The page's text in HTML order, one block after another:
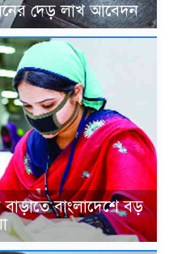
দেড় লাখ আবেদন
বাংলাদেশে বড়